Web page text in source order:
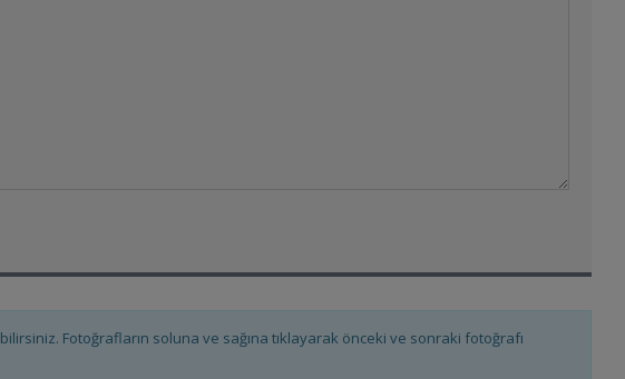
Fotoğrafların soluna ve sağına tıklayarak önceki ve sonraki fotoğrafı